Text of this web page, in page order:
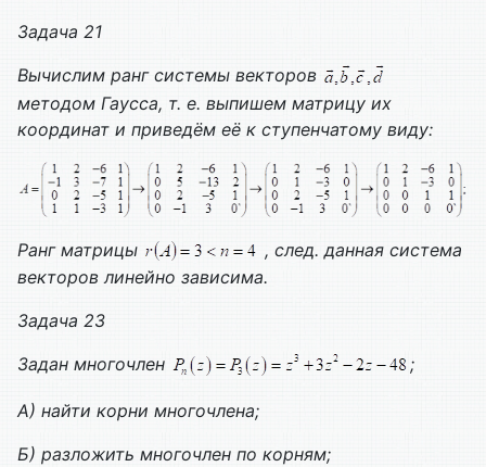
Задача 21
Вычислим ранг системы векторов
методом Гаусса, т. е. выпишем матрицу их
координат и приведём её к ступенчатому виду:
Ранг матрицы
, след. данная система
векторов линейно зависима.
Задача 23
Задан многочлен
;
А) найти корни многочлена;
Б) разложить многочлен по корням;